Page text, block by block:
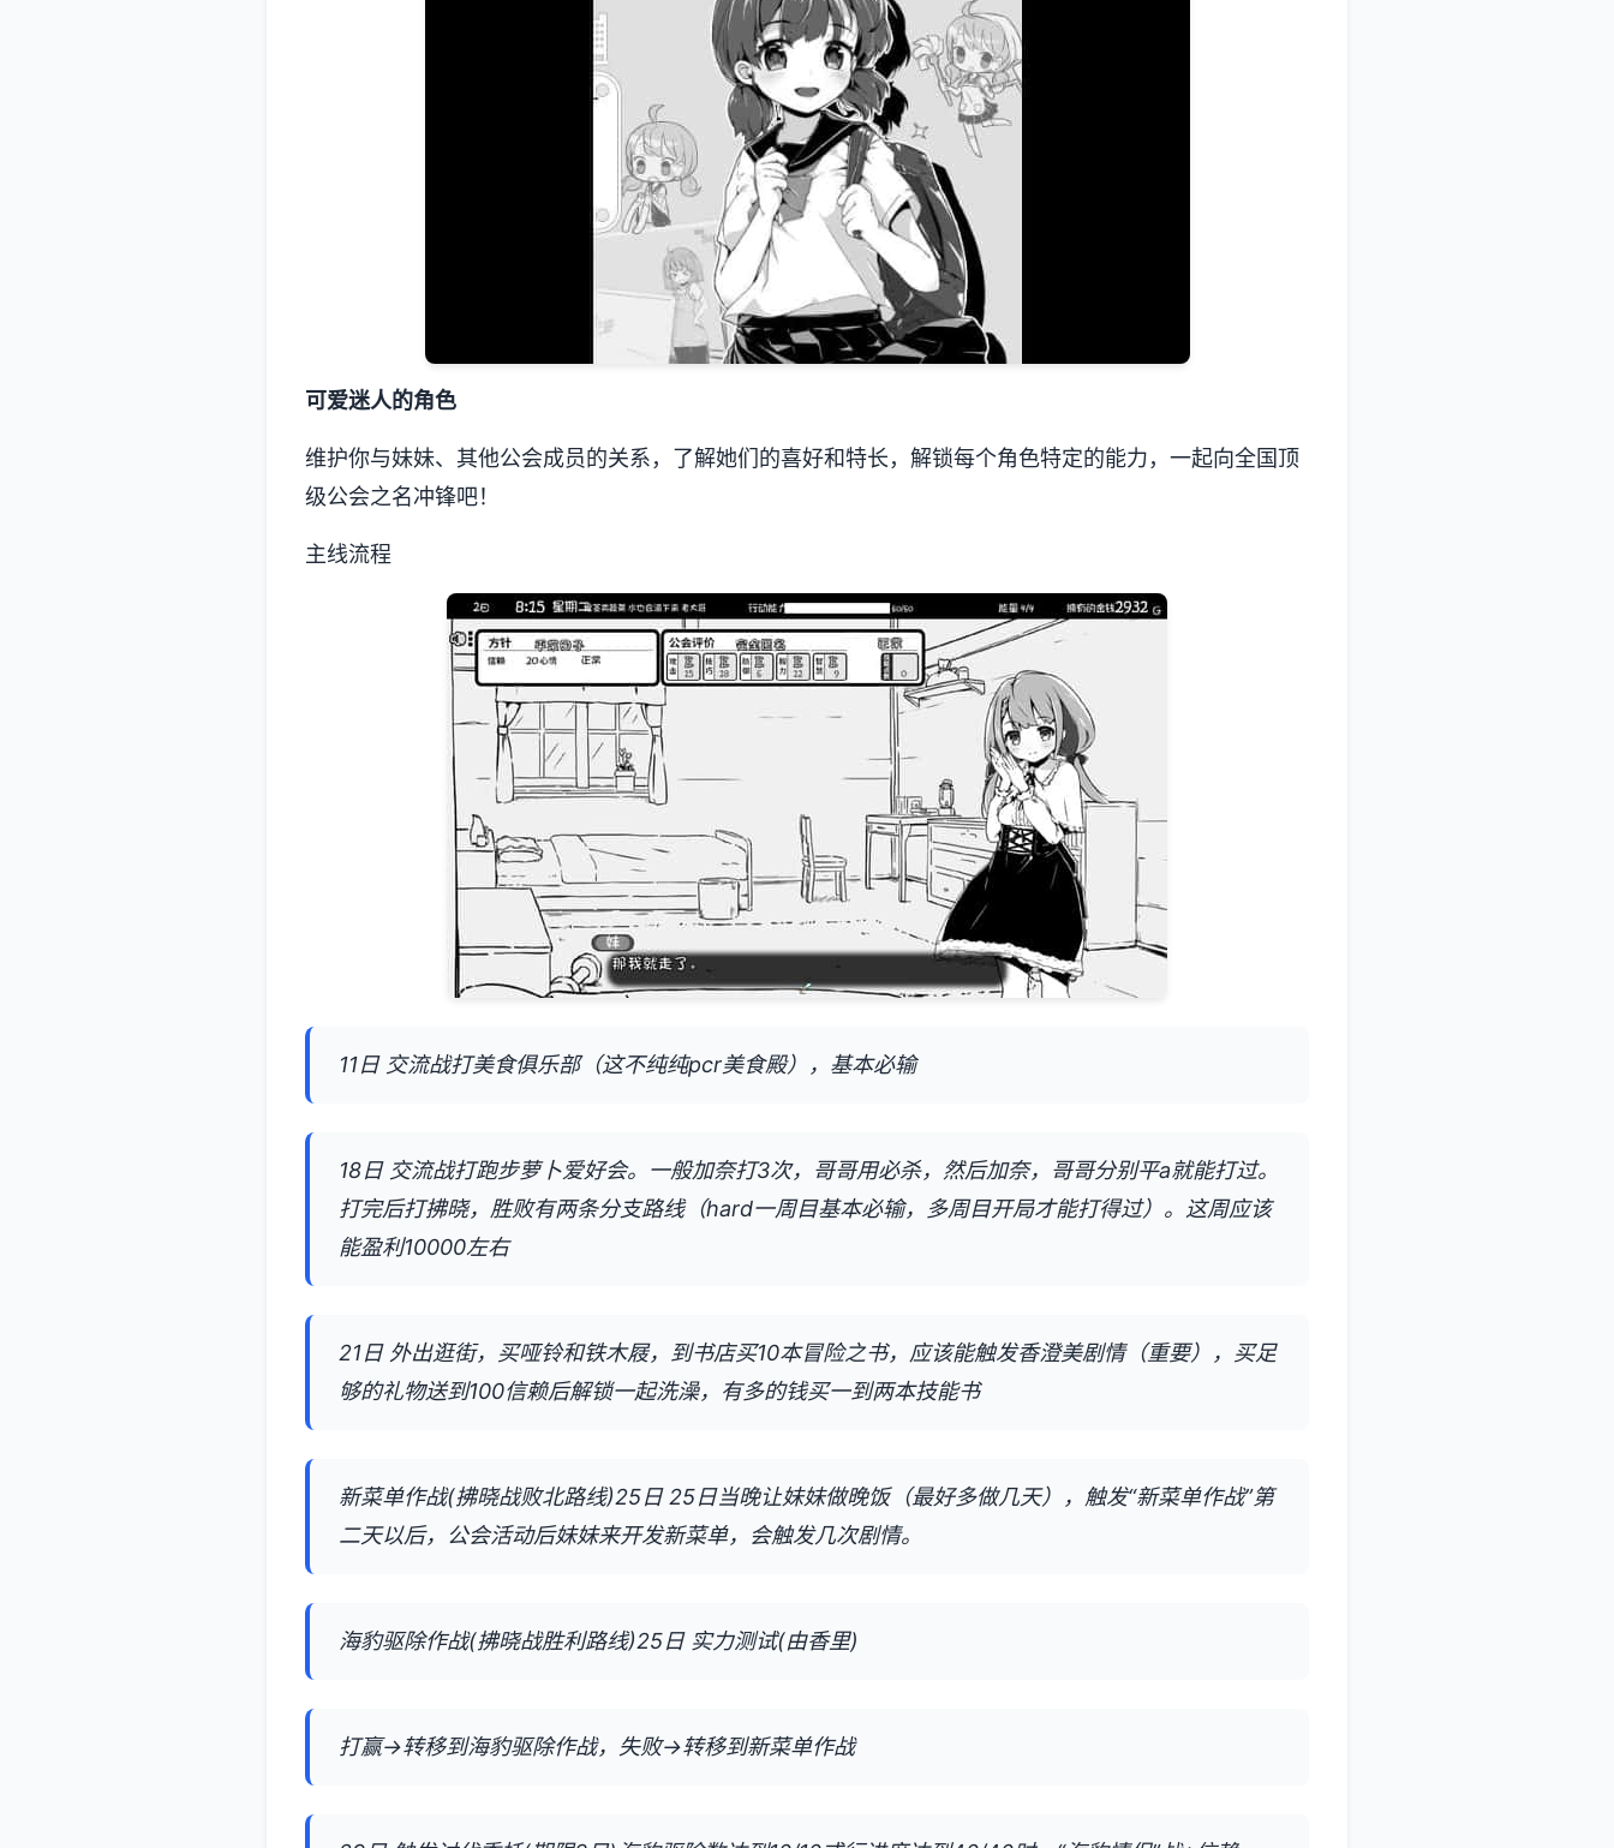
可爱迷人的角色
维护你与妹妹、其他公会成员的关系，了解她们的喜好和特长，解锁每个角色特定的能力，一起向全国顶
级公会之名冲锋吧！
主线流程
11日 交流战打美食俱乐部（这不纯纯pcr美食殿），基本必输
18日 交流战打跑步萝卜爱好会。一般加奈打3次，哥哥用必杀，然后加奈，哥哥分别平a就能打过。
打完后打拂晓，胜败有两条分支路线（hard一周目基本必输，多周目开局才能打得过）。这周应该
能盈利10000左右
21日 外出逛街，买哑铃和铁木屐，到书店买10本冒险之书，应该能触发香澄美剧情（重要），买足
够的礼物送到100信赖后解锁一起洗澡，有多的钱买一到两本技能书
新菜单作战(拂晓战败北路线)25日 25日当晚让妹妹做晚饭（最好多做几天），触发“新菜单作战”第
二天以后，公会活动后妹妹来开发新菜单，会触发几次剧情。
海豹驱除作战(拂晓战胜利路线)25日 实力测试(由香里)
打赢→转移到海豹驱除作战，失败→转移到新菜单作战